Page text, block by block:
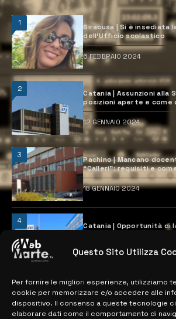
Questo Sito Utilizza
Per fornire le migliori esperienze, utilizziamo
cookie per memorizzare e/o accedere alle
dispositivo. Il consenso a queste tecnologie
elaborare dati come il comportamento di
1
Siracusa | Si è insediata
dell’Ufficio scolastico
6 FEBBRAIO 2024
2
Catania | Assunzioni alla
posizioni aperte e come
12 GENNAIO 2024
3
Pachino | Mancano
“Calleri”: requisiti e
18 GENNAIO 2024
4
Catania | Opportunità di
28 MARZO 2024
MAPPA DEL SITO